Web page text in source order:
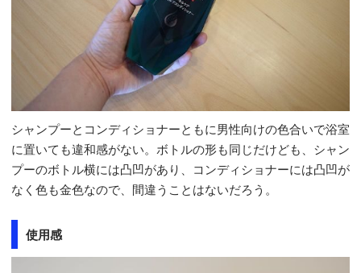
シャンプーとコンディショナーともに男性向けの色合いで浴室
に置いても違和感がない。ボトルの形も同じだけども、シャン
プーのボトル横には凸凹があり、コンディショナーには凸凹が
なく色も金色なので、間違うことはないだろう。
使用感